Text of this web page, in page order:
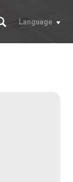
Suche
Language